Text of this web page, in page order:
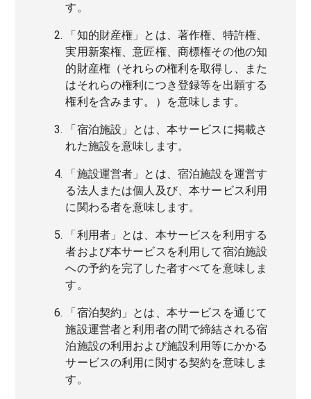
す。
「知的財産権」とは、著作権、特許権、
実用新案権、意匠権、商標権その他の知
的財産権（それらの権利を取得し、また
はそれらの権利につき登録等を出願する
権利を含みます。）を意味します。
「宿泊施設」とは、本サービスに掲載さ
れた施設を意味します。
「施設運営者」とは、宿泊施設を運営す
る法人または個人及び、本サービス利用
に関わる者を意味します。
「利用者」とは、本サービスを利用する
者および本サービスを利用して宿泊施設
への予約を完了した者すべてを意味しま
す。
「宿泊契約」とは、本サービスを通じて
施設運営者と利用者の間で締結される宿
泊施設の利用および施設利用等にかかる
サービスの利用に関する契約を意味しま
す。